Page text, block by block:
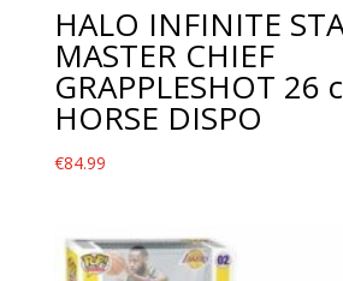
HALO INFINITE
MASTER CHIEF
GRAPPLESHOT 26
HORSE DISPO
€84.99